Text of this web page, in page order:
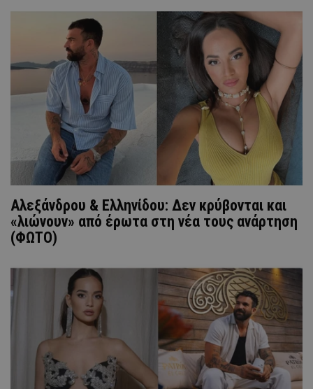
Αλεξάνδρου & Ελληνίδου: Δεν κρύβονται και
«λιώνουν» από έρωτα στη νέα τους ανάρτηση
(ΦΩΤΟ)